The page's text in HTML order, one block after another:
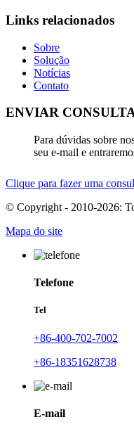
Links relacionados
Sobre
Solução
Notícias
Contato
ENVIAR
Para dúvidas sobre
seu e-mail e
Clique para fazer uma
© Copyright - 2010-2026:
Mapa do site
Telefone
Tel
+86-400-702-7002
+86-18351628738
E-mail